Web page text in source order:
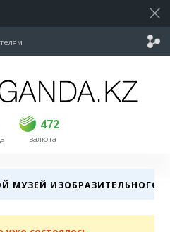
472
продажа
470 472
валюта
МУЗЕЙ ИЗОБРАЗИТЕЛЬНОГО